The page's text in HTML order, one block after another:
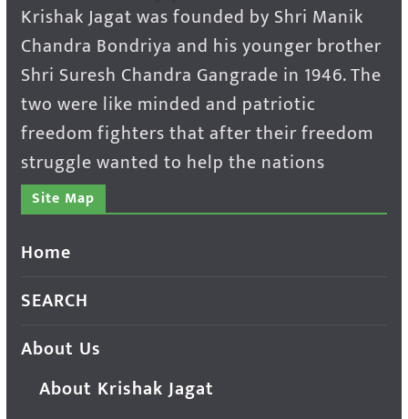
Krishak Jagat was founded by Shri Manik
Chandra Bondriya and his younger brother
Shri Suresh Chandra Gangrade in 1946. The
two were like minded and patriotic
freedom fighters that after their freedom
struggle wanted to help the nations
Site Map
Home
SEARCH
About Us
About Krishak Jagat